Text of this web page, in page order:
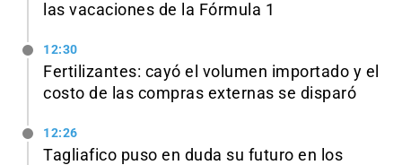
las vacaciones de la Fórmula 1
12:30
Fertilizantes: cayó el volumen importado y el
costo de las compras externas se disparó
12:26
Tagliafico puso en duda su futuro en los